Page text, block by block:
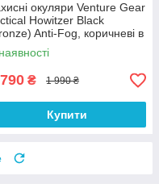
окуляри Venture Gear
Howitzer Black
Anti-Fog, коричневі в
оправі
₴ 1 990 ₴
Купити